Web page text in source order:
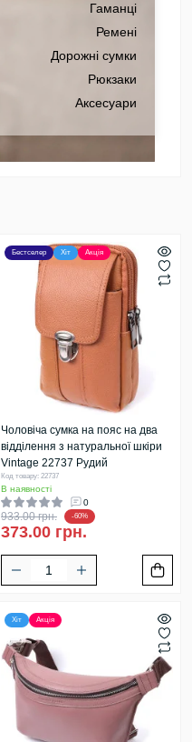
Гаманці
Ремені
Дорожні сумки
Рюкзаки
Аксесуари
Бестселер Хіт Акція
Чоловіча сумка на пояс на два
відділення з натуральної шкіри
Vintage 22737 Рудий
Код товару: 22737
В наявності
0
933.00 грн. -60%
373.00 грн.
Хіт Акція